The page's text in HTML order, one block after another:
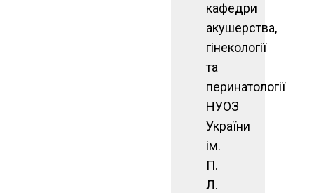
кафедри
акушерства,
гінекології
та
перинатології
НУОЗ
України
ім.
П.
Л.